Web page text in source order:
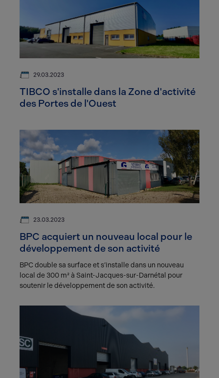
29.03.2023
TIBCO s'installe dans la Zone d'activité
des Portes de l'Ouest
23.03.2023
BPC acquiert un nouveau local pour le
développement de son activité
BPC double sa surface et s’installe dans un nouveau
local de 300 m² à Saint-Jacques-sur-Darnétal pour
soutenir le développement de son activité.